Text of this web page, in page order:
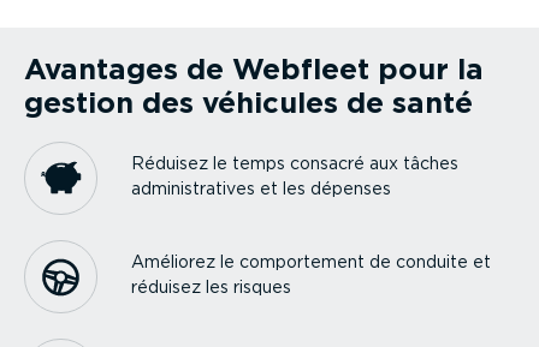
Avantages de Webfleet pour la
gestion des véhicules de santé
Réduisez le temps consacré aux tâches
adminis­tra­tives et les dépenses
Améliorez le compor­tement de conduite et
réduisez les risques